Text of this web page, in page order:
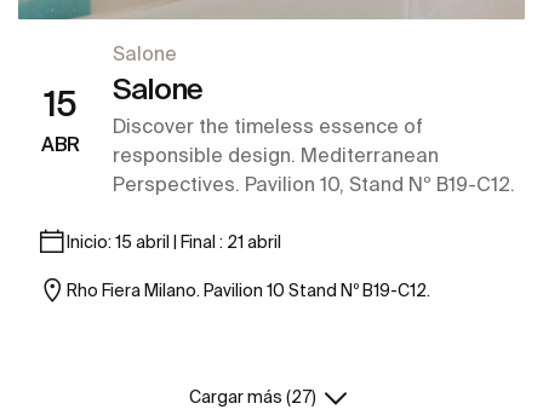
15
ABR
Salone
Salone
Discover the timeless essence of
responsible design. Mediterranean
Perspectives. Pavilion 10, Stand Nº B19-C12.
Inicio: 15 abril | Final : 21 abril
Rho Fiera Milano. Pavilion 10 Stand Nº B19-C12.
Cargar más (27)